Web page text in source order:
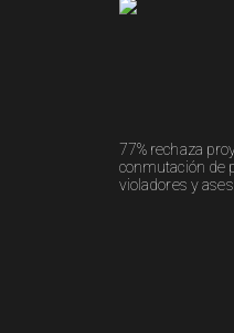
77% rechaza
conmutación de
violadores y